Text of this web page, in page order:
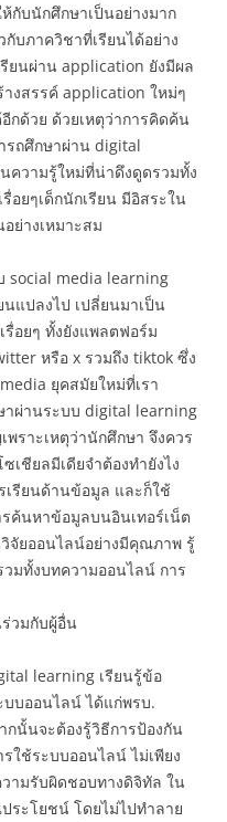
กับนักศึกษาเป็นอย่างมาก
บภาควิชาที่เรียนได้อย่าง
ยนผ่าน application ยังมีผล
งสรรค์ application ใหม่ๆ
กด้วย ด้วยเหตุว่าการคิดค้น
ถศึกษาผ่าน digital
ความรู้ใหม่ที่น่าดึงดูดรวมทั้ง
ยๆเด็กนักเรียน มีอิสระใน
ย่างเหมาะสม
social media learning
แปลงไป เปลี่ยนมาเป็น
อยๆ ทั้งยังแพลตฟอร์ม
หรือ x รวมถึง tiktok ซึ่ง
ยุคสมัยใหม่ที่เรา
าผ่านระบบ digital learning
ราะเหตุว่านักศึกษา จึงควร
เชียลมีเดียจำต้องทำยังไง
เรียนด้านข้อมูล และก็ใช้
นหาข้อมูลบนอินเทอร์เน็ต
จัยออนไลน์อย่างมีคุณภาพ รู้
มทั้งบทความออนไลน์ การ
วมกับผู้อื่น
learning เรียนรู้ข้อ
บบออนไลน์ ได้แก่พรบ.
กนั้นจะต้องรู้วิธีการป้องกัน
ใช้ระบบออนไลน์ ไม่เพียง
ามรับผิดชอบทางดิจิทัล ใน
ระโยชน์ โดยไม่ไปทำลาย